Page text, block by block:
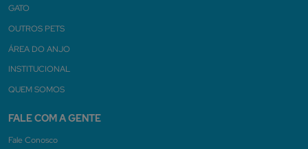
GATO
OUTROS PETS
ÁREA DO ANJO
INSTITUCIONAL
QUEM SOMOS
FALE COM A GENTE
Fale Conosco